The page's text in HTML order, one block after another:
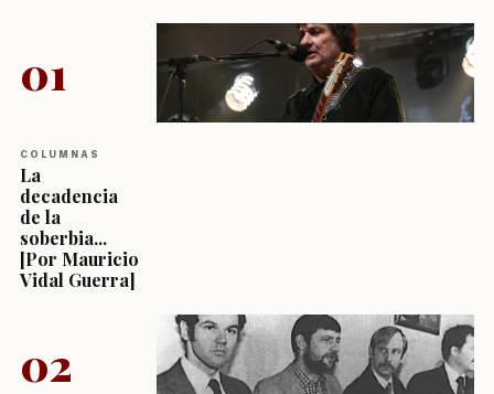
01
COLUMNAS
La
decadencia
de la
soberbia...
[Por Mauricio
Vidal Guerra]
02